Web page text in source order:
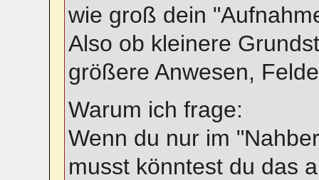
wie groß dein
Also ob kleinere
größere Anwesen,
Warum ich frage:
Wenn du nur im
musst könntest du das